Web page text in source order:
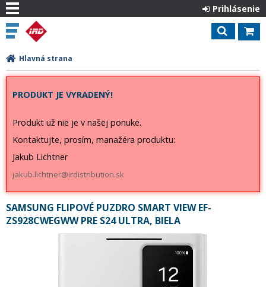
Prihlásenie
Hlavná strana
PRODUKT JE VYRADENÝ!
Produkt už nie je v našej ponuke.
Kontaktujte, prosím, manažéra produktu:
Jakub Lichtner
jakub.lichtner@irdistribution.sk
SAMSUNG FLIPOVÉ PUZDRO SMART VIEW EF-
ZS928CWEGWW PRE S24 ULTRA, BIELA